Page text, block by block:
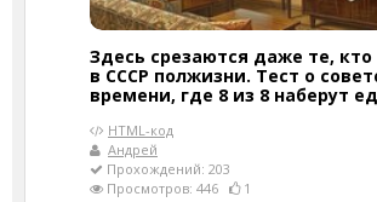
Здесь срезаются даже те,
в СССР полжизни. Тест о
времени, где 8 из 8 наберут
HTML-код
Андрей
Прохождений: 203
Просмотров: 446
1